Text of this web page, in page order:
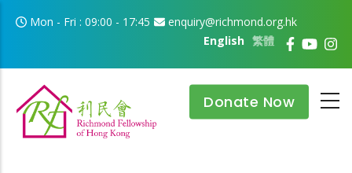
Skip to main content
Mon - Fri : 09:00 - 17:45
enquiry@richmond.org.hk
繁體
English
Donate Now